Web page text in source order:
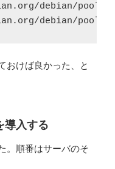
debian/pool/
debian/pool/
おけば良かった、と
導入する
。順番はサーバのそ